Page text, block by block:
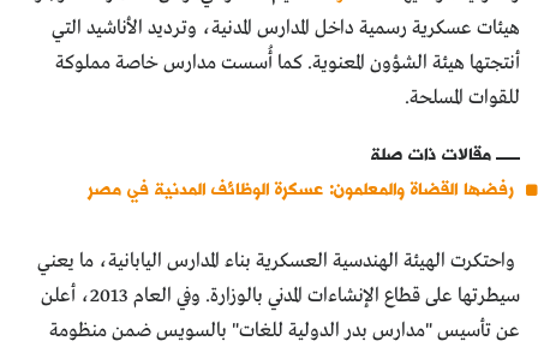
هيئات عسكرية رسمية داخل المدارس المدنية، وترديد الأناشيد التي
أنتجتها هيئة الشؤون المعنوية. كما أُسست مدارس خاصة مملوكة
للقوات المسلحة.
مقالات ذات صلة
رفضها القضاة والمعلمون: عسكرة الوظائف المدنية في مصر
واحتكرت الهيئة الهندسية العسكرية بناء المدارس اليابانية، ما يعني
سيطرتها على قطاع الإنشاءات المدني بالوزارة. وفي العام 2013، أعلن
عن تأسيس "مدارس بدر الدولية للغات" بالسويس ضمن منظومة